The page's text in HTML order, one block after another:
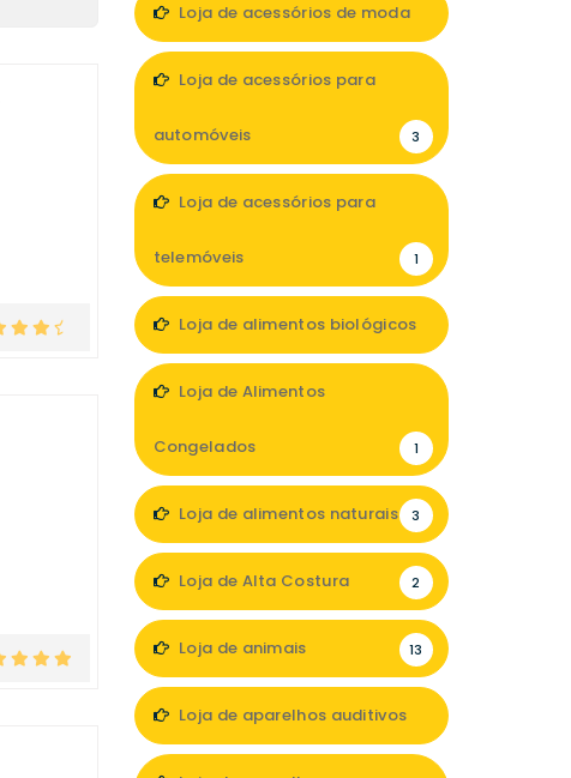
Loja de acessórios de moda
Loja de acessórios para
automóveis 3
Loja de acessórios para
telemóveis 1
Loja de alimentos biológicos
Loja de Alimentos
Congelados 1
Loja de alimentos naturais 3
Loja de Alta Costura 2
Loja de animais 13
Loja de aparelhos auditivos